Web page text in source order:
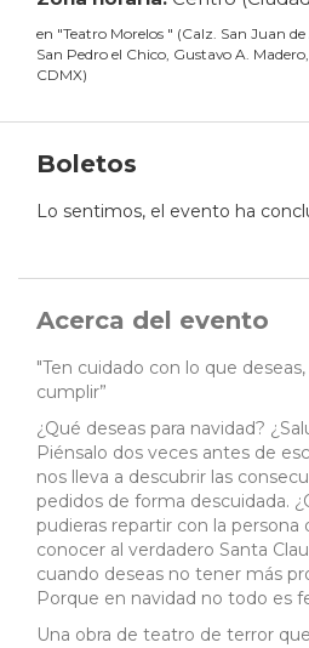
en "Teatro Morelos " (Calz. San Juan
San Pedro el Chico, Gustavo A.
CDMX)
Boletos
Lo sentimos, el evento ha
Acerca del evento
"Ten cuidado con lo que
cumplir”
¿Qué deseas para navidad?
Piénsalo dos veces antes de
nos lleva a descubrir las
pedidos de forma descuidada.
pudieras repartir con la persona
conocer al verdadero Santa
cuando deseas no tener más
Porque en navidad no todo es
Una obra de teatro de terror